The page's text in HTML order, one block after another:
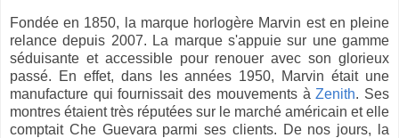
Fondée en 1850, la marque horlogère Marvin est en pleine
relance depuis 2007. La marque s'appuie sur une gamme
séduisante et accessible pour renouer avec son glorieux
passé. En effet, dans les années 1950, Marvin était une
manufacture qui fournissait des mouvements àZenith. Ses
montres étaient très réputées sur le marché américain et elle
comptait Che Guevara parmi ses clients. De nos jours, la